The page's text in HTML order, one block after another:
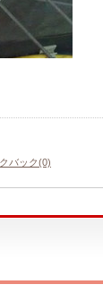
バック(0)